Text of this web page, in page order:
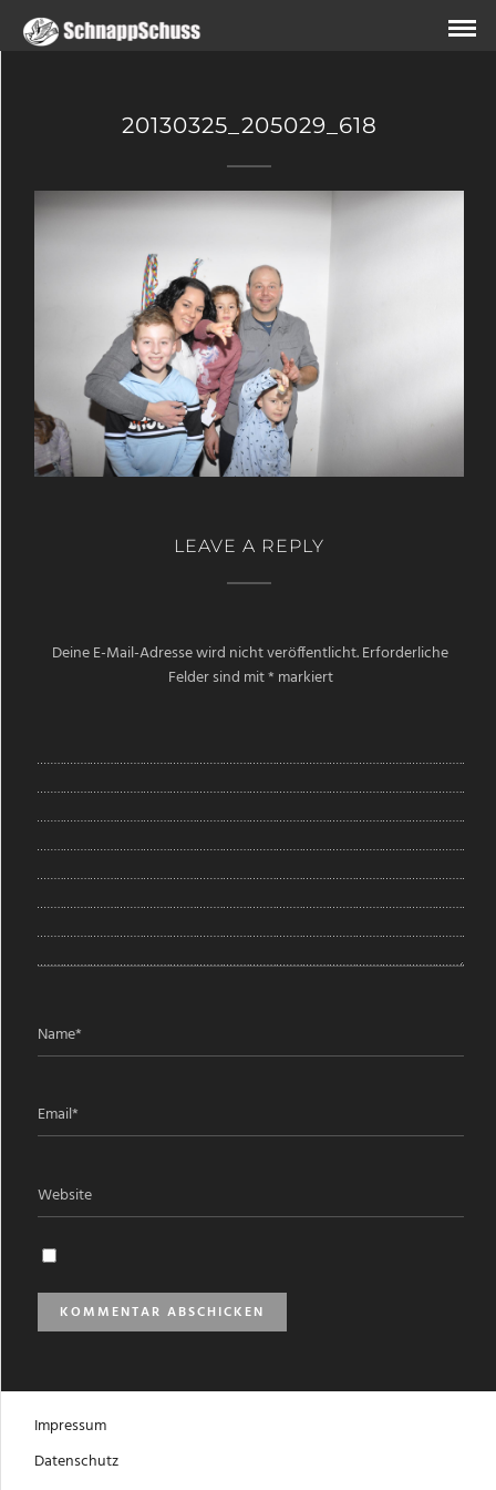
20130325_205029_618
LEAVE A REPLY
Deine E-Mail-Adresse wird nicht veröffentlicht.Erforderliche
Felder sind mit* markiert
Impressum
Datenschutz